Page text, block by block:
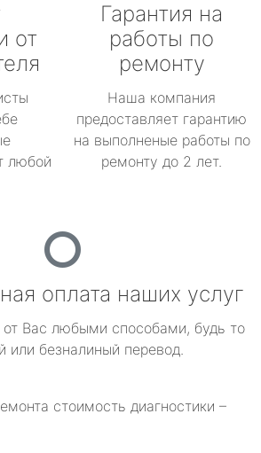
от
любой
Гарантия на
работы по
ремонту
Наша компания
предоставляет гарантию
на выполненые работы по
ремонту до 2 лет.
оплата наших услуг
Вас любыми способами, будь то
или безналиный перевод.
стоимость диагностики –